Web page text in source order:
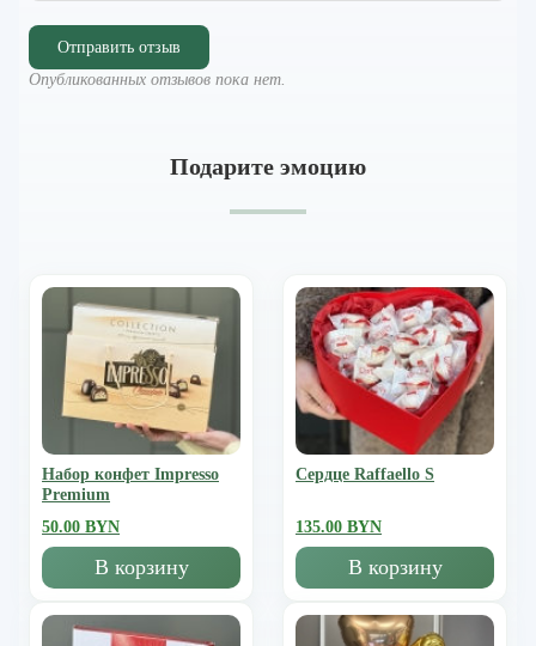
Отправить отзыв
Опубликованных отзывов пока нет.
Подарите эмоцию
Набор конфет Impresso
Premium
50.00 BYN
В корзину
Сердце Raffaello S
135.00 BYN
В корзину